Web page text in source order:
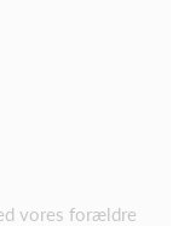
vores forældre